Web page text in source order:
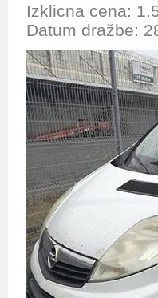
Izklicna cena:
Datum dražbe: